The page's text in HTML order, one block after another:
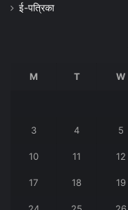
ई-पत्रिका
M T W
3 4 5
10 11 12
17 18 19